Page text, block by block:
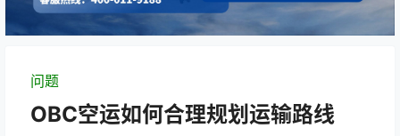
问题
OBC空运如何合理规划运输路线